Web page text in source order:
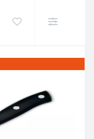
Доставка і